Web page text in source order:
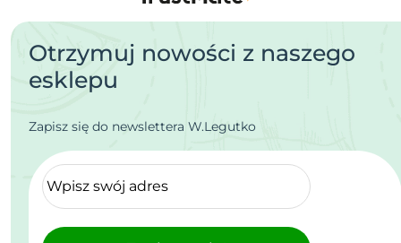
Otrzymuj nowości z naszego
esklepu
Zapisz się do newslettera W.Legutko